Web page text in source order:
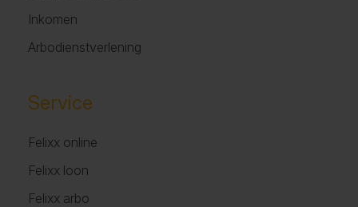
Inkomen
Arbodienstverlening
Service
Felixx online
Felixx loon
Felixx arbo